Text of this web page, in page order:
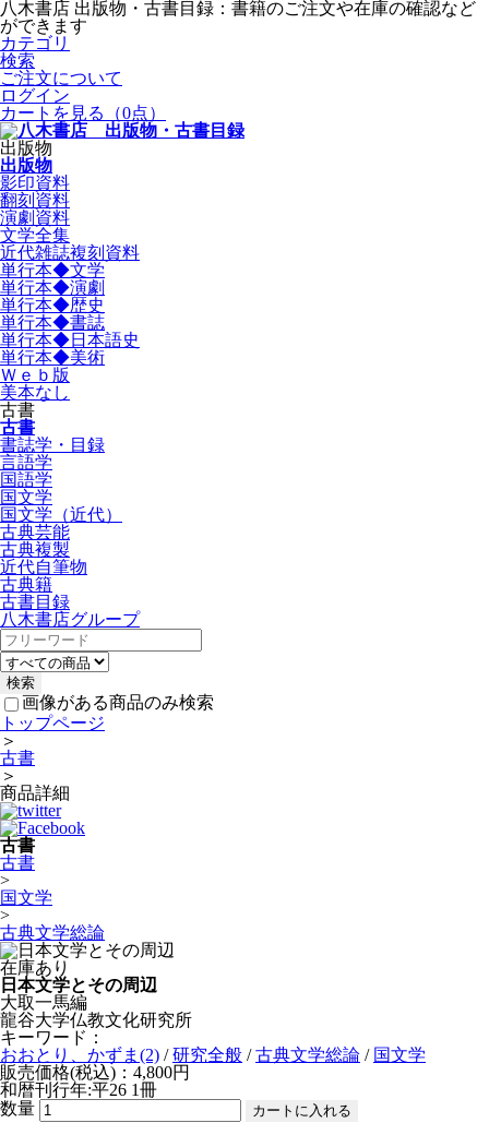
八木書店 出版物・古書目録：書籍のご注文や在庫の確認など
ができます
カテゴリ
検索
ご注文について
ログイン
カートを見る
（0点）
出版物
出版物
影印資料
翻刻資料
演劇資料
文学全集
近代雑誌複刻資料
単行本◆文学
単行本◆演劇
単行本◆歴史
単行本◆書誌
単行本◆日本語史
単行本◆美術
Ｗｅｂ版
美本なし
古書
古書
書誌学・目録
言語学
国語学
国文学
国文学（近代）
古典芸能
古典複製
近代自筆物
古典籍
古書目録
八木書店グループ
画像がある商品のみ検索
トップページ
＞
古書
＞
商品詳細
古書
古書
>
国文学
>
古典文学総論
在庫あり
日本文学とその周辺
大取一馬編
龍谷大学仏教文化研究所
キーワード：
おおとり、かずま(2) /研究全般 /古典文学総論 / 国文学
販売価格(税込)：4,800円
和暦刊行年:平26 1冊
数量